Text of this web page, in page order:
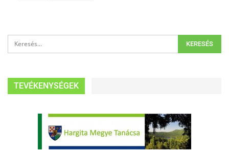
TEVÉKENYSÉGEK